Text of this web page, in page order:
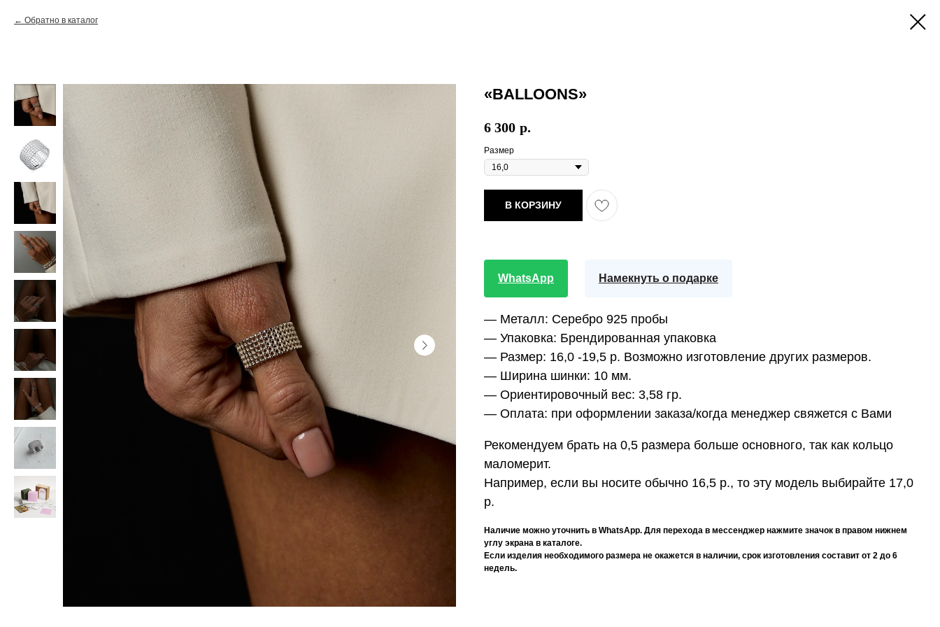
Обратно в каталог
«BALLOONS»
6 300 р.
Размер
В КОРЗИНУ
WhatsApp Намекнуть о подарке
— Металл: Серебро 925 пробы
— Упаковка: Брендированная упаковка
— Размер: 16,0 -19,5 р. Возможно изготовление других размеров.
— Ширина шинки: 10 мм.
— Ориентировочный вес: 3,58 гр.
— Оплата: при оформлении заказа/когда менеджер свяжется с Вами
Рекомендуем брать на 0,5 размера больше основного, так как кольцо
маломерит.
Например, если вы носите обычно 16,5 р., то эту модель выбирайте 17,0
р.
Наличие можно уточнить в WhatsApp. Для перехода в мессенджер нажмите значок в правом нижнем
углу экрана в каталоге.
Если изделия необходимого размера не окажется в наличии, срок изготовления составит от 2 до 6
недель.